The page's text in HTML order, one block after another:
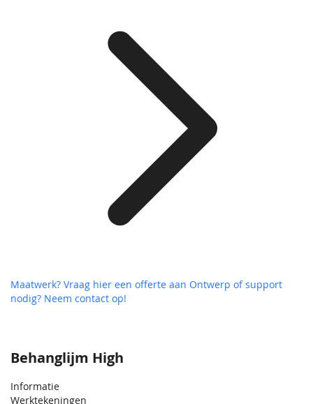
Behanglijm High
Informatie
Werktekeningen
Maatwerk? Vraag hier een offerte aan Ontwerp of support
nodig? Neem contact op!